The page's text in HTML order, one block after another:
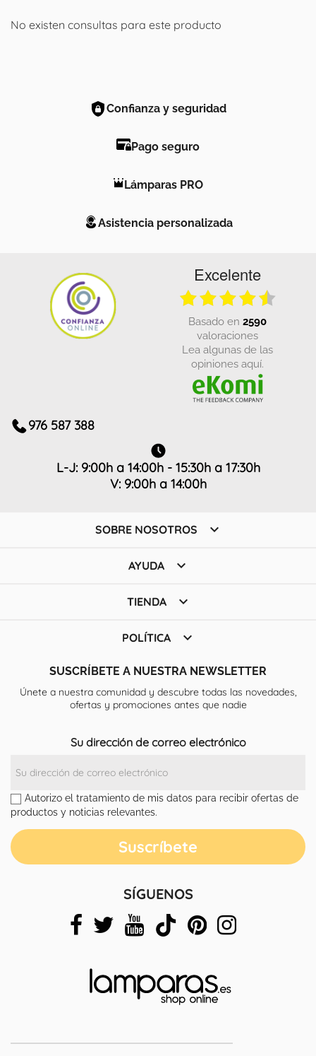
No existen consultas para este producto
Confianza y seguridad
Pago seguro
Lámparas PRO
Asistencia personalizada
Excelente
basado en 2590
valoraciones
Lea algunas de las
opiniones aquí.
976 587 388
L-J: 9:00h a 14:00h - 15:30h a 17:30h
V: 9:00h a 14:00h
SOBRE NOSOTROS 
AYUDA 
TIENDA 
POLÍTICA 
SUSCRÍBETE A NUESTRA NEWSLETTER
Únete a nuestra comunidad y descubre todas las novedades,
ofertas y promociones antes que nadie
Su dirección de correo electrónico
Autorizo el tratamiento de mis datos para recibir ofertas de
productos y noticias relevantes.
SÍGUENOS